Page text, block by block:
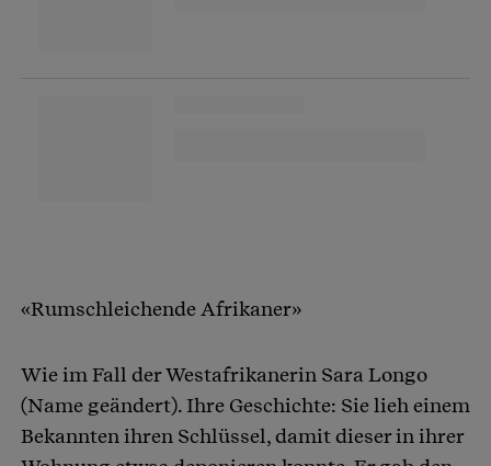
«Rumschleichende Afrikaner»
Wie im Fall der Westafrikanerin Sara Longo
(Name geändert). Ihre Geschichte: Sie lieh einem
Bekannten ihren Schlüssel, damit dieser in ihrer